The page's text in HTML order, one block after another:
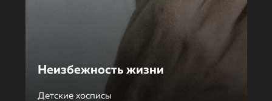
Неизбежность жизни
Детские хосписы